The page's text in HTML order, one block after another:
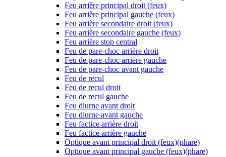
Feu arrière principal droit (feux)
Feu arrière principal gauche (feux)
Feu arrière secondaire droit (feux)
Feu arrière secondaire gauche (feux)
Feu arrière stop central
Feu de pare-choc arrière droit
Feu de pare-choc arrière gauche
Feu de pare-choc avant gauche
Feu de recul
Feu de recul droit
Feu de recul gauche
Feu diurne avant droit
Feu diurne avant gauche
Feu factice arrière droit
Feu factice arrière gauche
Optique avant principal droit (feux)(phare)
Optique avant principal gauche (feux)(phare)